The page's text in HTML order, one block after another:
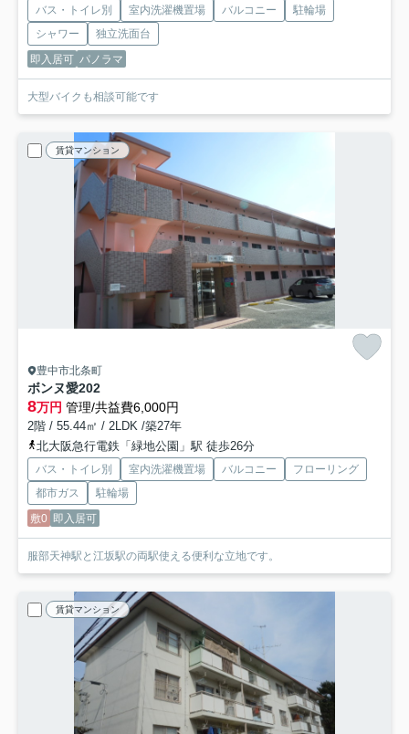
バス・トイレ別 室内洗濯機置場 バルコニー
駐輪場
シャワー
独立洗面台
即入居可 パノラマ
大型バイクも相談可能です
賃貸マンション
豊中市北条町
ボンヌ愛202
8万円 管理/共益費6,000円
2階 / 55.44㎡ / 2LDK /築27年
北大阪急行電鉄「緑地公園」駅 徒歩26分
バス・トイレ別 室内洗濯機置場 バルコニー
フローリング
都市ガス
駐輪場
敷0 即入居可
服部天神駅と江坂駅の両駅使える便利な立地です。
賃貸マンション